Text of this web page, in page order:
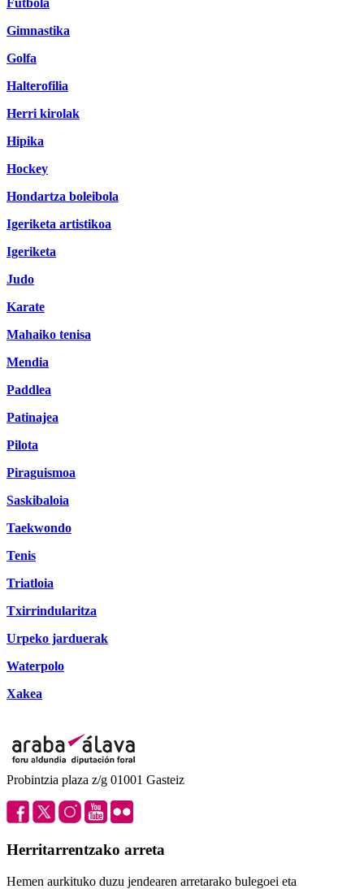
Gimnastika
Golfa
Halterofilia
Herri kirolak
Hipika
Hockey
Hondartza boleibola
Igeriketa artistikoa
Igeriketa
Judo
Karate
Mahaiko tenisa
Mendia
Paddlea
Patinajea
Pilota
Piraguismoa
Saskibaloia
Taekwondo
Tenis
Triatloia
Txirrindularitza
Urpeko jarduerak
Waterpolo
Xakea
Probintzia plaza z/g 01001 Gasteiz
Herritarrentzako arreta
Hemen aurkituko duzu jendearen arretarako bulegoei eta